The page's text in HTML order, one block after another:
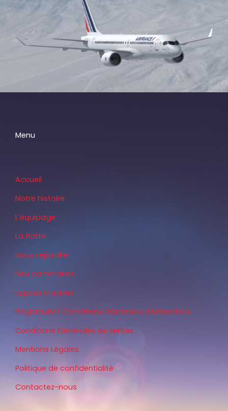
Menu
Accueil
Notre histoire
L'équipage
La flotte
Nous rejoindre
Nos partenaires
Espace Intranet
Règlement / Conditions Générales d'utilisations
Conditions Générales de ventes
Mentions Légales
Politique de confidentialité
Contactez-nous